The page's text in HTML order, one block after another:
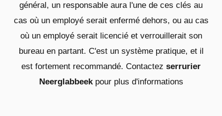
général, un responsable aura l'une de ces clés au
cas où un employé serait enfermé dehors, ou au cas
où un employé serait licencié et verrouillerait son
bureau en partant. C'est un système pratique, et il
est fortement recommandé. Contactez serrurier
Neerglabbeekpour plus d'informations